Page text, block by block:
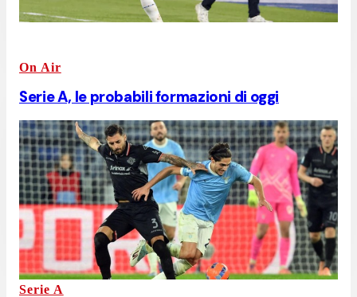
On Air
Serie A, le probabili formazioni di oggi
Serie A